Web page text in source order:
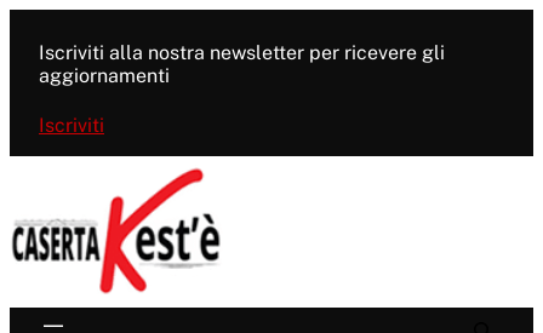
contenuto
Iscriviti alla nostra newsletter per ricevere gli
aggiornamenti
Iscriviti